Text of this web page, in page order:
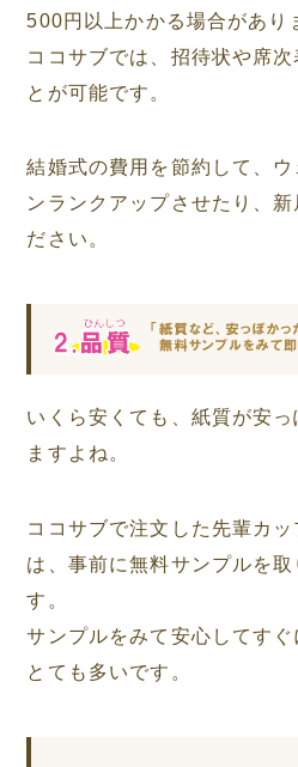
500円以上かかる場合があり
ココサブでは、招待状や席
とが可能です。
結婚式の費用を節約して、
ンランクアップさせたり、新
ださい。
いくら安くても、紙質が安
ますよね。
ココサブで注文した先輩カ
は、事前に無料サンプルを
す。
サンプルをみて安心してす
とても多いです。